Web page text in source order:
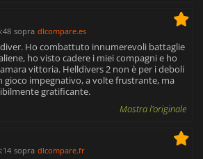
sopra dlcompare.es
Ho combattuto innumerevoli battaglie
ho visto cadere i miei compagni e ho
vittoria. Helldivers 2 non è per i deboli
gioco impegnativo, a volte frustrante, ma
gratificante.
Mostra l'originale
sopra dlcompare.fr